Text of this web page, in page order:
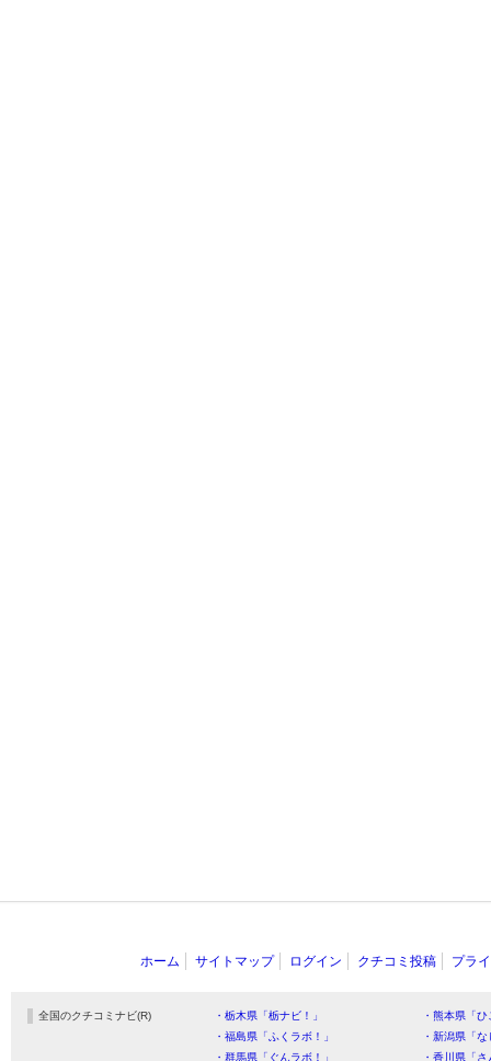
ホーム サイトマップ ログイン クチコミ投稿 プラ
全国のクチコミナビ(R) ・栃木県「栃ナビ！」
・熊本県「
・福島県「ふくラボ！」
・新潟県「
・群馬県「ぐんラボ！」
・香川県「